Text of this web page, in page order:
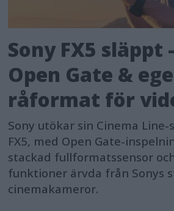
Sony FX5 släppt
Open Gate &
råformat för
Sony utökar sin Cinema Line-
FX5, med Open Gate-
stackad fullformatssensor
funktioner ärvda från Sonys
cinemakameror.